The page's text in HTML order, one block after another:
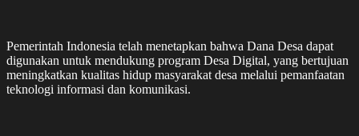
Pemerintah Indonesia telah menetapkan bahwa Dana Desa dapat
digunakan untuk mendukung program Desa Digital, yang bertujuan
meningkatkan kualitas hidup masyarakat desa melalui pemanfaatan
teknologi informasi dan komunikasi.